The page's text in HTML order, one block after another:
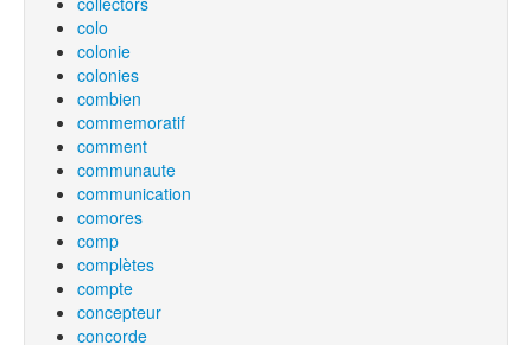
colo
colonie
colonies
combien
commemoratif
comment
communaute
communication
comores
comp
complètes
compte
concepteur
concorde